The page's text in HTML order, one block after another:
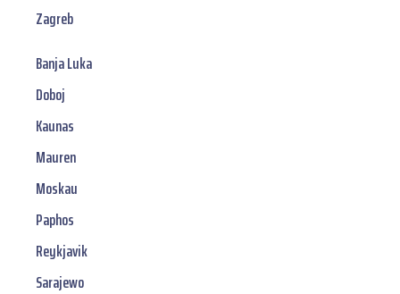
Zagreb
Banja Luka
Doboj
Kaunas
Mauren
Moskau
Paphos
Reykjavik
Sarajewo